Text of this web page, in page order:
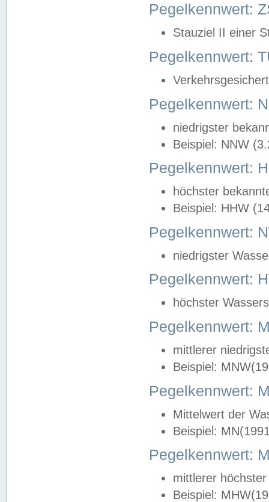
Pegelkennwert:
Stauziel II einer
Pegelkennwert:
Pegelkennwert:
niedrigster
Beispiel: NNW
Pegelkennwert:
höchster
Beispiel: HHW
Pegelkennwert:
niedrigster
Pegelkennwert:
höchster
Pegelkennwert:
mittlerer
Beispiel:
Pegelkennwert:
Mittelwert der
Beispiel:
Pegelkennwert:
mittlerer
Beispiel: